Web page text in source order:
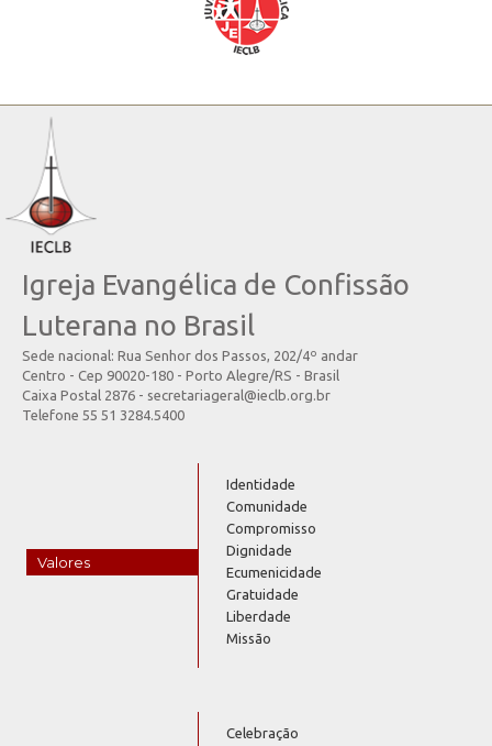
Igreja Evangélica de Confissão
Luterana no Brasil
Sede nacional: Rua Senhor dos Passos, 202/4º andar
Centro - Cep 90020-180 - Porto Alegre/RS - Brasil
Caixa Postal 2876 - secretariageral@ieclb.org.br
Telefone 55 51 3284.5400
Valores
Identidade
Comunidade
Compromisso
Dignidade
Ecumenicidade
Gratuidade
Liberdade
Missão
Celebração